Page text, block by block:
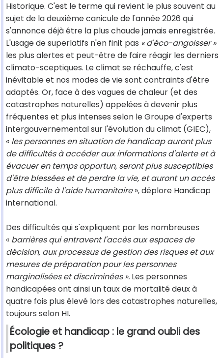
Historique. C'est le terme qui revient le plus souvent au
sujet de la deuxième canicule de l'année 2026 qui
s'annonce déjà être la plus chaude jamais enregistrée.
L'usage de superlatifs n'en finit pas « d'éco-angoisser »
les plus alertes et peut-être de faire réagir les derniers
climato-sceptiques. Le climat se réchauffe, c'est
inévitable et nos modes de vie sont contraints d'être
adaptés. Or, face à des vagues de chaleur (et des
catastrophes naturelles) appelées à devenir plus
fréquentes et plus intenses selon le Groupe d'experts
intergouvernemental sur l'évolution du climat (GIEC),
« les personnes en situation de handicap auront plus
de difficultés à accéder aux informations d'alerte et à
évacuer en temps opportun, seront plus susceptibles
d'être blessées et de perdre la vie, et auront un accès
plus difficile à l'aide humanitaire», déplore Handicap
international.
Des difficultés qui s'expliquent par les nombreuses
« barrières qui entravent l'accès aux espaces de
décision, aux processus de gestion des risques et aux
mesures de préparation pour les personnes
marginalisées et discriminées ». Les personnes
handicapées ont ainsi un taux de mortalité deux à
quatre fois plus élevé lors des catastrophes naturelles,
toujours selon HI.
Écologie et handicap : le grand oubli des
politiques ?